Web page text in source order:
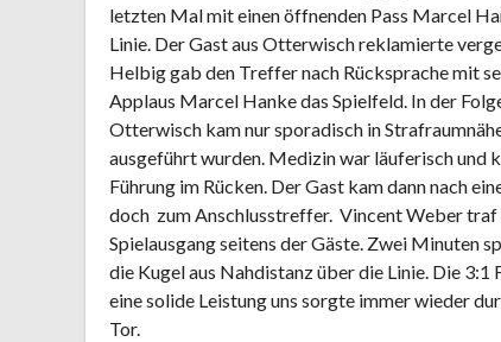
letzten Mal mit einen öffnenden Pass Marcel
Linie. Der Gast aus Otterwisch reklamierte
Helbig gab den Treffer nach Rücksprache mit
Applaus Marcel Hanke das Spielfeld. In der
Otterwisch kam nur sporadisch in
ausgeführt wurden. Medizin war läuferisch und
Führung im Rücken. Der Gast kam dann nach
doch zum Anschlusstreffer. Vincent Weber
Spielausgang seitens der Gäste. Zwei Minuten
die Kugel aus Nahdistanz über die Linie. Die
eine solide Leistung uns sorgte immer wieder
Tor.